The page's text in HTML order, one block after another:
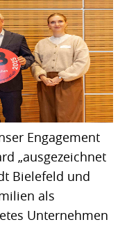
Engagement
„ausgezeichnet
Bielefeld und
als
Unternehmen